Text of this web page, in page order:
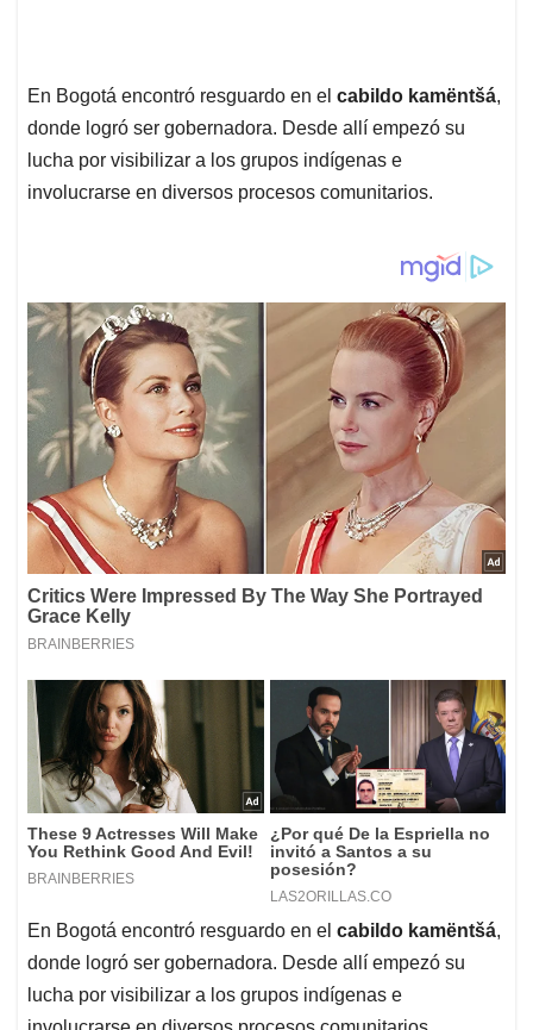
En Bogotá encontró resguardo en el cabildo kamëntšá,
donde logró ser gobernadora. Desde allí empezó su
lucha por visibilizar a los grupos indígenas e
involucrarse en diversos procesos comunitarios.
En Bogotá encontró resguardo en el cabildo kamëntšá,
donde logró ser gobernadora. Desde allí empezó su
lucha por visibilizar a los grupos indígenas e